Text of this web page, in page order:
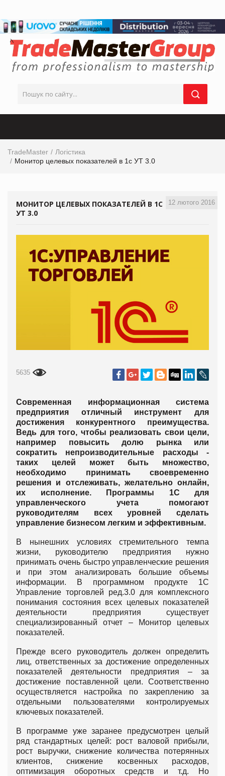
TradeMaster
Логістика
Монитор целевых показателей в 1с УТ 3.0
12 лютого 2016
МОНИТОР ЦЕЛЕВЫХ ПОКАЗАТЕЛЕЙ В 1С
УТ 3.0
5635
Современная информационная система
предприятия отличный инструмент для
достижения конкурентного преимущества.
Ведь для того, чтобы реализовать свои цели,
например повысить долю рынка или
сократить непроизводительные расходы -
таких целей может быть множество,
необходимо принимать своевременно
решения и отслеживать, желательно онлайн,
их исполнение. Программы 1С для
управленческого учета помогают
руководителям всех уровней сделать
управление бизнесом легким и эффективным.
В нынешних условиях стремительного темпа
жизни, руководителю предприятия нужно
принимать очень быстро управленческие решения
и при этом анализировать большие объемы
информации. В программном продукте 1С
Управление торговлей ред.3.0 для комплексного
понимания состояния всех целевых показателей
деятельности предприятия существует
специализированный отчет – Монитор целевых
показателей.
Прежде всего руководитель должен определить
лиц, ответственных за достижение определенных
показателей деятельности предприятия – за
достижение поставленной цели. Соответственно
осуществляется настройка по закреплению за
отдельными пользователями контролируемых
ключевых показателей.
В программе уже заранее предусмотрен целый
ряд стандартных целей: рост валовой прибыли,
рост выручки, снижение количества потерянных
клиентов, снижение косвенных расходов,
оптимизация оборотных средств и т.д. Но